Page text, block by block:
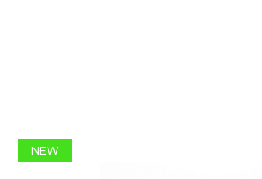
NEW